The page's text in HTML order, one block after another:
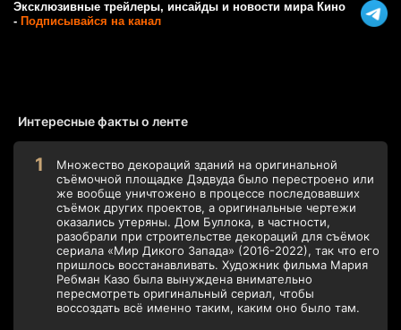
Эксклюзивные трейлеры, инсайды и новости мира Кино
- Подписывайся на канал
Интересные факты о ленте
Множество декораций зданий на оригинальной
съёмочной площадке Дэдвуда было перестроено или
же вообще уничтожено в процессе последовавших
съёмок других проектов, а оригинальные чертежи
оказались утеряны. Дом Буллока, в частности,
разобрали при строительстве декораций для съёмок
сериала «Мир Дикого Запада» (2016-2022), так что его
пришлось восстанавливать. Художник фильма Мария
Ребман Казо была вынуждена внимательно
пересмотреть оригинальный сериал, чтобы
воссоздать всё именно таким, каким оно было там.